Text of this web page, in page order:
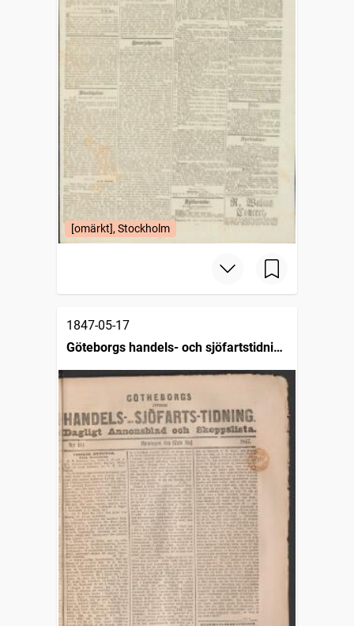
[omärkt], Stockholm
1847-05-17
Göteborgs handels- och sjöfartstidning
(1832)